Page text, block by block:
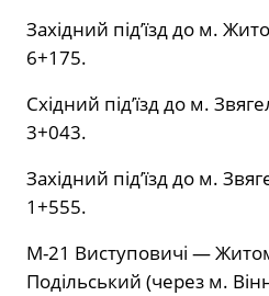
Західний під’їзд до м.
6+175.
Східний під’їзд до м.
3+043.
Західний під’їзд до м.
1+555.
М-21 Виступовичі —
Подільський (через м.